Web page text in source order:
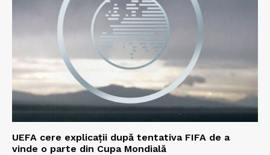
UEFA cere explicații după tentativa FIFA de a
vinde o parte din Cupa Mondială